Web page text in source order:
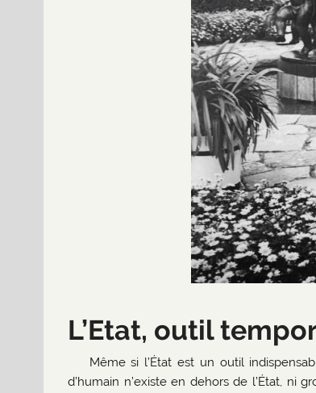
L’Etat, outil
Même si l’État est un outil
d’humain n’existe en dehors de l’État, ni